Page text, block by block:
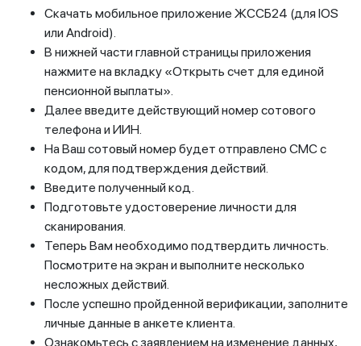
Скачать мобильное приложение ЖССБ24 (для IOS
или Android).
В нижней части главной страницы приложения
нажмите на вкладку «Открыть счет для единой
пенсионной выплаты».
Далее введите действующий номер сотового
телефона и ИИН.
На Ваш сотовый номер будет отправлено СМС с
кодом, для подтверждения действий.
Введите полученный код.
Подготовьте удостоверение личности для
сканирования.
Теперь Вам необходимо подтвердить личность.
Посмотрите на экран и выполните несколько
несложных действий.
После успешно пройденной верификации, заполните
личные данные в анкете клиента.
Ознакомьтесь с заявлением на изменение данных,